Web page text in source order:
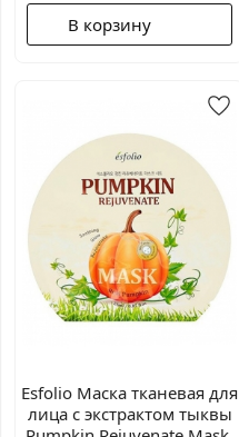
В корзину
Esfolio Маска тканевая для
лица с экстрактом тыквы